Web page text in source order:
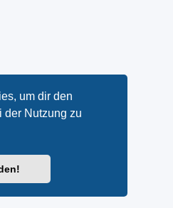
um dir den
der Nutzung zu